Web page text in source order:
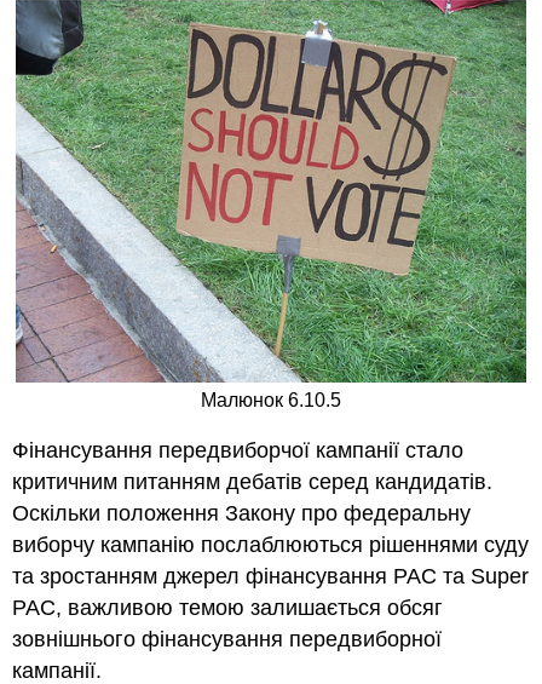
Малюнок 6.10.5
Фінансування передвиборчої кампанії стало
критичним питанням дебатів серед кандидатів.
Оскільки положення Закону про федеральну
виборчу кампанію послаблюються рішеннями суду
та зростанням джерел фінансування PAC та Super
PAC, важливою темою залишається обсяг
зовнішнього фінансування передвиборної
кампанії.